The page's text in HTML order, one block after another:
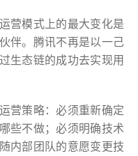
营模式上的最大变化是
伴。腾讯不再是以一己
生态链的成功去实现用
营策略：必须重新确定
些不做；必须明确技术
内部团队的意愿变更技